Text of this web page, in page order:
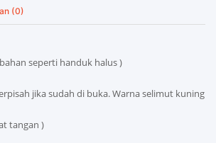
(0)
seperti handuk halus )
jika sudah di buka. Warna selimut kuning
tangan )